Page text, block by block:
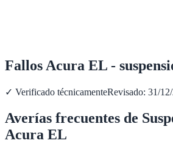
Fallos Acura EL -
✓ Verificado técnicamenteRevisado: 31/
Averías frecuentes de
Acura EL